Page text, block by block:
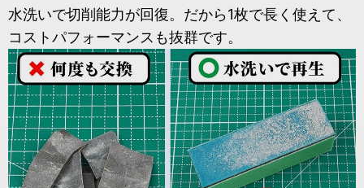
水洗いで切削能力が回復。だから1枚で長く使えて、
コストパフォーマンスも抜群です。